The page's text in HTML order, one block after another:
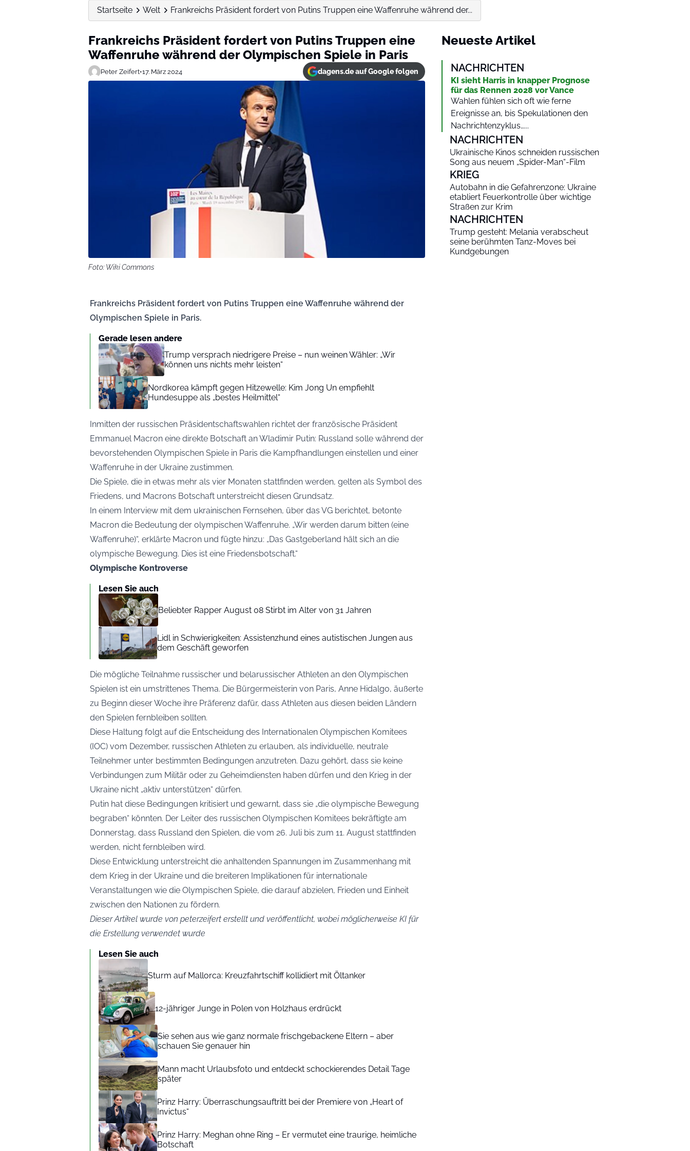
Startseite Welt Frankreichs Präsident fordert von Putins Truppen eine Waffenruhe während der...
Frankreichs Präsident fordert von Putins Truppen eine
Waffenruhe während der Olympischen Spiele in Paris
Peter Zeifert•17. März 2024 dagens.de auf Google folgen
Foto: Wiki Commons
Frankreichs Präsident fordert von Putins Truppen eine Waffenruhe während der
Olympischen Spiele in Paris.
Gerade lesen andere
Trump versprach niedrigere Preise – nun weinen Wähler: „Wir
können uns nichts mehr leisten“
Nordkorea kämpft gegen Hitzewelle: Kim Jong Un empfiehlt
Hundesuppe als „bestes Heilmittel“
Inmitten der russischen Präsidentschaftswahlen richtet der französische Präsident
Emmanuel Macron eine direkte Botschaft an Wladimir Putin: Russland solle während der
bevorstehenden Olympischen Spiele in Paris die Kampfhandlungen einstellen und einer
Waffenruhe in der Ukraine zustimmen.
Die Spiele, die in etwas mehr als vier Monaten stattfinden werden, gelten als Symbol des
Friedens, und Macrons Botschaft unterstreicht diesen Grundsatz.
In einem Interview mit dem ukrainischen Fernsehen, über das VG berichtet, betonte
Macron die Bedeutung der olympischen Waffenruhe. „Wir werden darum bitten (eine
Waffenruhe)“, erklärte Macron und fügte hinzu: „Das Gastgeberland hält sich an die
olympische Bewegung. Dies ist eine Friedensbotschaft.“
Olympische Kontroverse
Lesen Sie auch
Beliebter Rapper August 08 Stirbt im Alter von 31 Jahren
Lidl in Schwierigkeiten: Assistenzhund eines autistischen Jungen aus
dem Geschäft geworfen
Die mögliche Teilnahme russischer und belarussischer Athleten an den Olympischen
Spielen ist ein umstrittenes Thema. Die Bürgermeisterin von Paris, Anne Hidalgo, äußerte
zu Beginn dieser Woche ihre Präferenz dafür, dass Athleten aus diesen beiden Ländern
den Spielen fernbleiben sollten.
Diese Haltung folgt auf die Entscheidung des Internationalen Olympischen Komitees
(IOC) vom Dezember, russischen Athleten zu erlauben, als individuelle, neutrale
Teilnehmer unter bestimmten Bedingungen anzutreten. Dazu gehört, dass sie keine
Verbindungen zum Militär oder zu Geheimdiensten haben dürfen und den Krieg in der
Ukraine nicht „aktiv unterstützen“ dürfen.
Putin hat diese Bedingungen kritisiert und gewarnt, dass sie „die olympische Bewegung
begraben“ könnten. Der Leiter des russischen Olympischen Komitees bekräftigte am
Donnerstag, dass Russland den Spielen, die vom 26. Juli bis zum 11. August stattfinden
werden, nicht fernbleiben wird.
Diese Entwicklung unterstreicht die anhaltenden Spannungen im Zusammenhang mit
dem Krieg in der Ukraine und die breiteren Implikationen für internationale
Veranstaltungen wie die Olympischen Spiele, die darauf abzielen, Frieden und Einheit
zwischen den Nationen zu fördern.
Dieser Artikel wurde von peterzeifert erstellt und veröffentlicht, wobei möglicherweise KI für
die Erstellung verwendet wurde
Lesen Sie auch
Sturm auf Mallorca: Kreuzfahrtschiff kollidiert mit Öltanker
12-jähriger Junge in Polen von Holzhaus erdrückt
Sie sehen aus wie ganz normale frischgebackene Eltern – aber
schauen Sie genauer hin
Mann macht Urlaubsfoto und entdeckt schockierendes Detail Tage
später
Prinz Harry: Überraschungsauftritt bei der Premiere von „Heart of
Invictus“
Prinz Harry: Meghan ohne Ring – Er vermutet eine traurige, heimliche
Botschaft
Neueste Artikel
NACHRICHTEN
KI sieht Harris in knapper Prognose
für das Rennen 2028 vor Vance
Wahlen fühlen sich oft wie ferne
Ereignisse an, bis Spekulationen den
Nachrichtenzyklus…...
NACHRICHTEN
Ukrainische Kinos schneiden russischen
Song aus neuem „Spider-Man“-Film
KRIEG
Autobahn in die Gefahrenzone: Ukraine
etabliert Feuerkontrolle über wichtige
Straßen zur Krim
NACHRICHTEN
Trump gesteht: Melania verabscheut
seine berühmten Tanz-Moves bei
Kundgebungen